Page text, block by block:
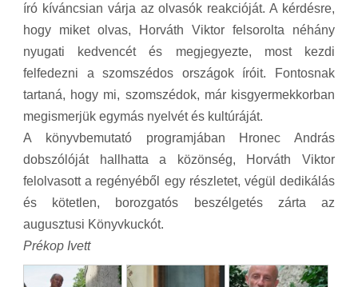
író kíváncsian várja az olvasók reakcióját. A kérdésre,
hogy miket olvas, Horváth Viktor felsorolta néhány
nyugati kedvencét és megjegyezte, most kezdi
felfedezni a szomszédos országok íróit. Fontosnak
tartaná, hogy mi, szomszédok, már kisgyermekkorban
megismerjük egymás nyelvét és kultúráját.
A könyvbemutató programjában Hronec András
dobszólóját hallhatta a közönség, Horváth Viktor
felolvasott a regényéből egy részletet, végül dedikálás
és kötetlen, borozgatós beszélgetés zárta az
augusztusi Könyvkuckót.
Prékop Ivett